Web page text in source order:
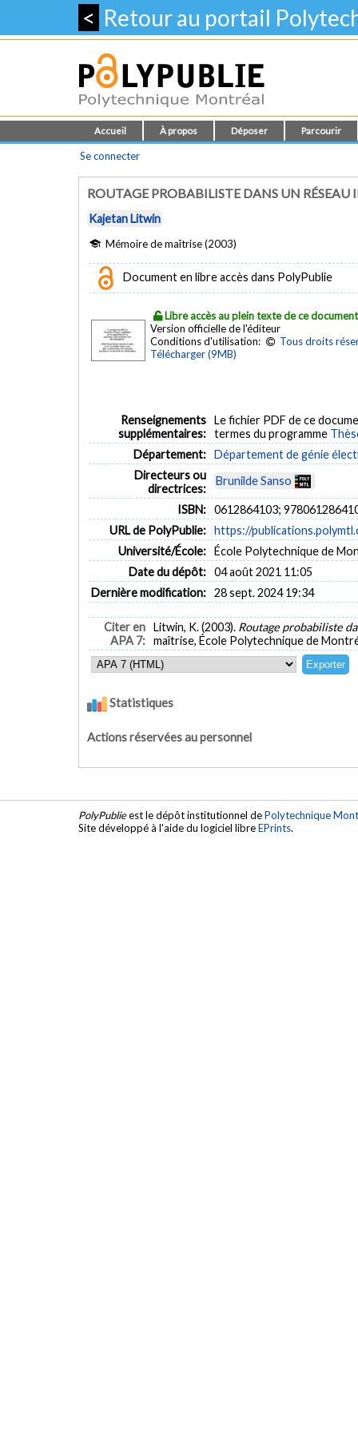
< Retour au portail
Accueil À propos Déposer Parcourir
Se connecter
ROUTAGE PROBABILISTE DANS UN RÉSEAU
Kajetan Litwin
Mémoire de maîtrise (2003)
Document en libre accès dans PolyPublie
Libre accès au plein texte de ce document
Version officielle de l'éditeur
Conditions d'utilisation:
Tous droits
Télécharger (9MB)
Renseignements
supplémentaires:
Le fichier PDF de ce
termes du programme
Département: Département de génie
Directeurs ou
directrices:
Brunilde Sanso
ISBN: 0612864103;
URL de PolyPublie: https://
Université/École: École Polytechnique de
Date du dépôt: 04 août 2021 11:05
Dernière modification: 28 sept. 2024 19:34
Citer en
APA 7:
Litwin, K. (2003). Routage probabiliste
maîtrise, École Polytechnique de
Statistiques
Actions réservées au personnel
PolyPublieest le dépôt institutionnel dePolytechnique
Site développé à l'aide du logiciel libreEPrints.